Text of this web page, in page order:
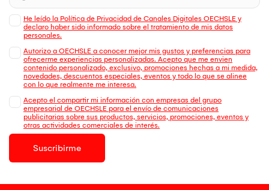
He leído la Política de Privacidad de Canales Digitales OECHSLE y
declaro haber sido informado sobre el tratamiento de mis datos
personales.
Autorizo a OECHSLE a conocer mejor mis gustos y preferencias para
ofrecerme experiencias personalizadas. Acepto que me envien
contenido personalizado, exclusivo, promociones hechas a mi medida,
novedades, descuentos especiales, eventos y todo lo que se alinee
con lo que realmente me interesa.
Acepto el compartir mi información con empresas del grupo
empresarial de OECHSLE para el envío de comunicaciones
publicitarias sobre sus productos, servicios, promociones, eventos y
otras actividades comerciales de interés.
Suscribirme